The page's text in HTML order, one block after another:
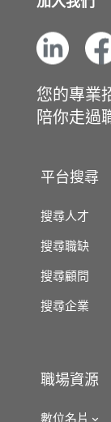
您的專業
陪你走過
平台搜尋
搜尋人才
搜尋職缺
搜尋顧問
搜尋企業
職場資源
數位名片